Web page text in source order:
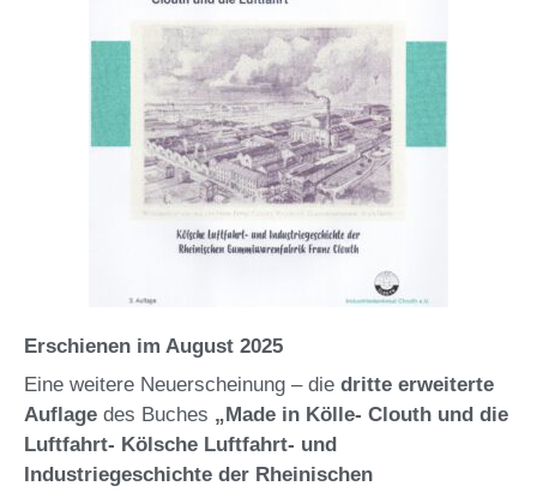
Erschienen im August 2025
Eine weitere Neuerscheinung – die dritte erweiterte
Auflage des Buches „Made in Kölle- Clouth und die
Luftfahrt- Kölsche Luftfahrt- und
Industriegeschichte der Rheinischen